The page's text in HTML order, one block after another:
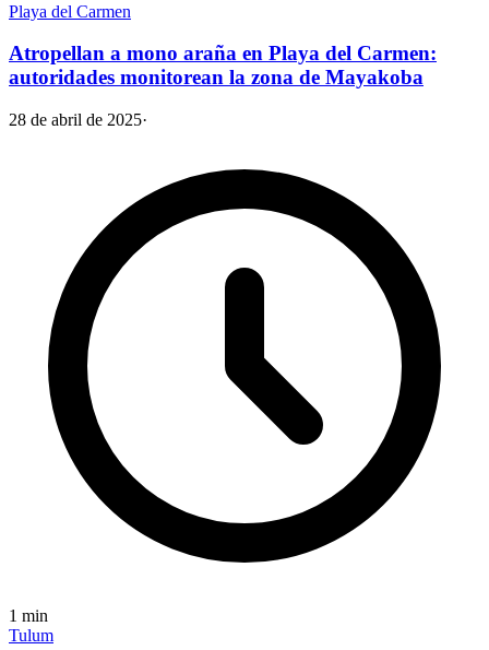
Playa del Carmen
Atropellan a mono araña en Playa del Carmen:
autoridades monitorean la zona de Mayakoba
28 de abril de 2025·
1 min
Tulum